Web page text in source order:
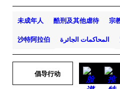
未成年人 酷刑及其他虐待 宗
沙特阿拉伯 المحاكمات الجائرة
倡导行动